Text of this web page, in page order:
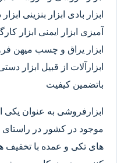
ابزار بادی ابزار بنزینی
آمیزی ابزار ایمنی ابزار
ابزار یراق و چسب میهن
ابزارآلات از قبیل ابزار
باتضمین کیفیت
ابزارفروشی به عنوان یکی
موجود در کشور در
های تکی و عمده با